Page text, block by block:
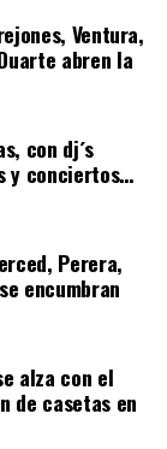
Ventura,
abren la
con dj´s
y conciertos…
Perera,
encumbran
alza con el
de casetas en